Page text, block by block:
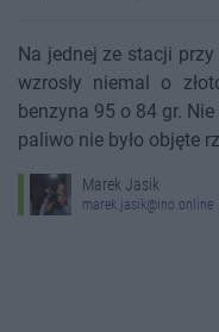
Na jednej ze stacji
wzrosły niemal o
benzyna 95 o 84 gr.
paliwo nie było objęte
Marek Jasik
marek.jasik@ino.online